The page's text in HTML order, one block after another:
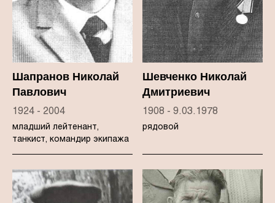
Шапранов Николай
Павлович
1924 - 2004
младший лейтенант,
танкист, командир экипажа
Шевченко Николай
Дмитриевич
1908 - 9.03.1978
рядовой